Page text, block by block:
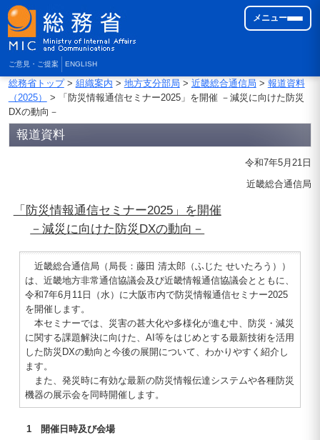
ご意見・ご提案 ENGLISH
メニュー
総務省トップ> 組織案内 > 地方支分部局 > 近畿総合通信局 > 報道資料
（2025）
> 「防災情報通信セミナー2025」を開催 －減災に向けた防災
DXの動向－
報道資料
令和7年5月21日
近畿総合通信局
「防災情報通信セミナー2025」を開催
－減災に向けた防災DXの動向－
近畿総合通信局（局長：藤田 清太郎（ふじた せいたろう））
は、近畿地方非常通信協議会及び近畿情報通信協議会とともに、
令和7年6月11日（水）に大阪市内で防災情報通信セミナー2025
を開催します。
本セミナーでは、災害の甚大化や多様化が進む中、防災・減災
に関する課題解決に向けた、AI等をはじめとする最新技術を活用
した防災DXの動向と今後の展開について、わかりやすく紹介し
ます。
また、発災時に有効な最新の防災情報伝達システムや各種防災
機器の展示会を同時開催します。
1 開催日時及び会場